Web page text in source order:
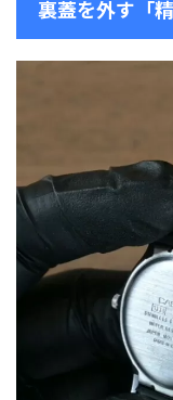
裏蓋を外す「